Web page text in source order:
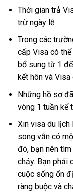
Thời gian trả
trừ ngày lễ.
Trong các
cấp Visa có thể
bổ sung từ 1
kết hôn và Visa
Những hồ sơ
vòng 1 tuần kể
Xin visa du lịch
song vẫn có
đó, bạn nên
chảy. Bạn phải
cuộc sống ổn
ràng buộc và